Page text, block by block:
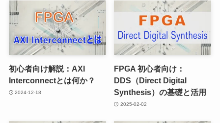
初心者向け解説：AXI
Interconnectとは何か？
2024-12-18
FPGA 初心者向け：
DDS（Direct Digital
Synthesis）の基礎と活用
2025-02-02